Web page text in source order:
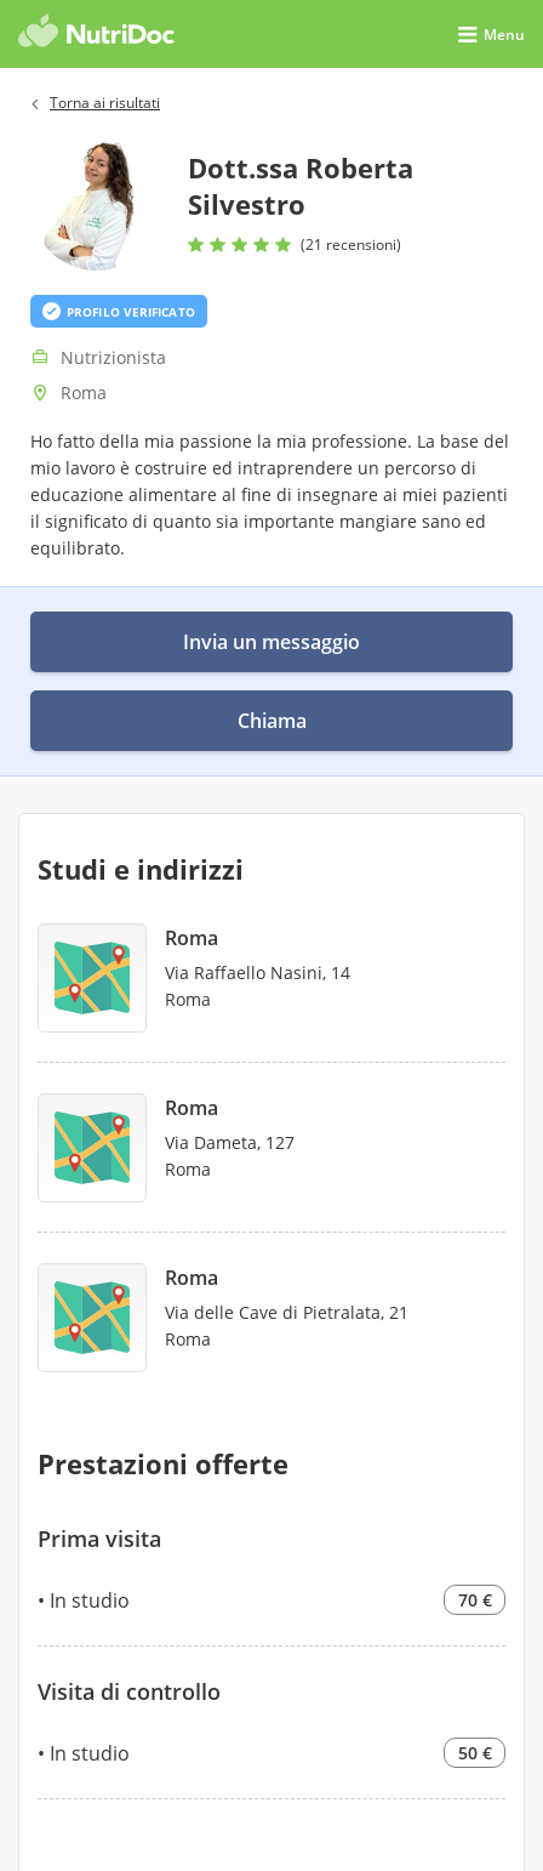
Menu
Torna ai risultati
Dott.ssa Roberta
Silvestro
(21 recensioni)
PROFILO VERIFICATO
Nutrizionista
Roma
Ho fatto della mia passione la mia professione. La base del
mio lavoro è costruire ed intraprendere un percorso di
educazione alimentare al fine di insegnare ai miei pazienti
il significato di quanto sia importante mangiare sano ed
equilibrato.
Invia un messaggio
Chiama
Studi e indirizzi
Roma
Via Raffaello Nasini, 14
Roma
Roma
Via Dameta, 127
Roma
Roma
Via delle Cave di Pietralata, 21
Roma
Prestazioni offerte
Prima visita
In studio 70 €
Visita di controllo
In studio 50 €